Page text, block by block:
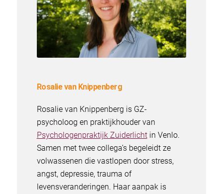
Rosalie van Knippenberg
Rosalie van Knippenberg is GZ-
psycholoog en praktijkhouder van
Psychologenpraktijk Zuiderlichtin Venlo.
Samen met twee collega’s begeleidt ze
volwassenen die vastlopen door stress,
angst, depressie, trauma of
levensveranderingen. Haar aanpak is